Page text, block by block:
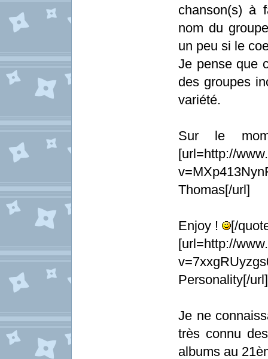
chanson(s) à
nom du
un peu si le
Je pense que
des groupes
variété.
Sur le
[url=http://
Thomas[/url]
Enjoy !
[/
[url=http://
Personality[/url]
Je ne
très connu
albums au